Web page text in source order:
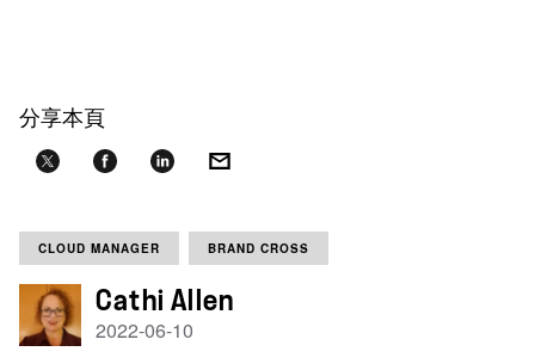
分享本頁
CLOUD MANAGER BRAND CROSS
Cathi Allen
2022-06-10